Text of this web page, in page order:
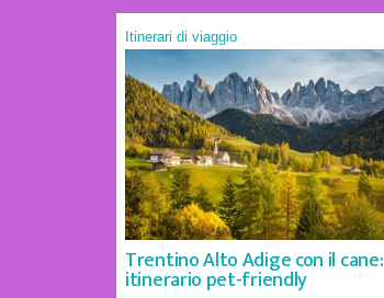
Itinerari di viaggio
Trentino Alto Adige con il cane:
itinerario pet-friendly